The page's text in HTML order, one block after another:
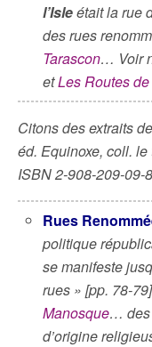
l’Isleétait la rue
des rues
Tarascon… Voir
etLes Routes
Citons des extraits de
éd. Equinoxe, coll.
ISBN 2-908-209-09-
Rues
politique
se manifeste
rues » [pp. 78-
Manosque… des
d’origine